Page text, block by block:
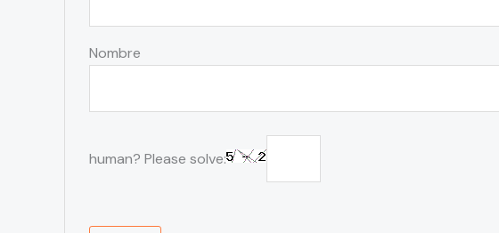
Nombre
human? Please solve: